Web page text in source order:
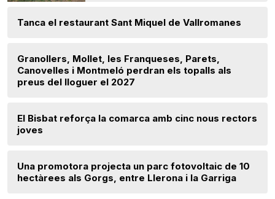
Tanca el restaurant Sant Miquel de Vallromanes
Granollers, Mollet, les Franqueses, Parets,
Canovelles i Montmeló perdran els topalls als
preus del lloguer el 2027
El Bisbat reforça la comarca amb cinc nous rectors
joves
Una promotora projecta un parc fotovoltaic de 10
hectàrees als Gorgs, entre Llerona i la Garriga